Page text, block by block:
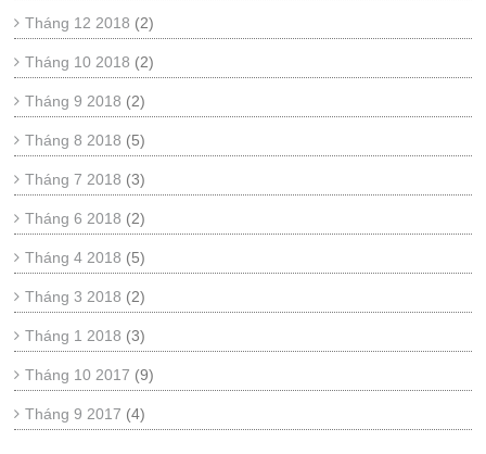
Tháng 12 2018 (2)
Tháng 10 2018 (2)
Tháng 9 2018 (2)
Tháng 8 2018 (5)
Tháng 7 2018 (3)
Tháng 6 2018 (2)
Tháng 4 2018 (5)
Tháng 3 2018 (2)
Tháng 1 2018 (3)
Tháng 10 2017 (9)
Tháng 9 2017 (4)